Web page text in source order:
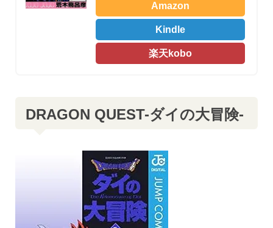
Amazon
Kindle
楽天kobo
DRAGON QUEST-ダイの大冒険-